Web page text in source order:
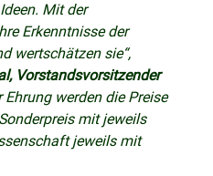
Mit der
Erkenntnisse der
wertschätzen sie“,
Vorstandsvorsitzender
Ehrung werden die Preise
mit jeweils
jeweils mit